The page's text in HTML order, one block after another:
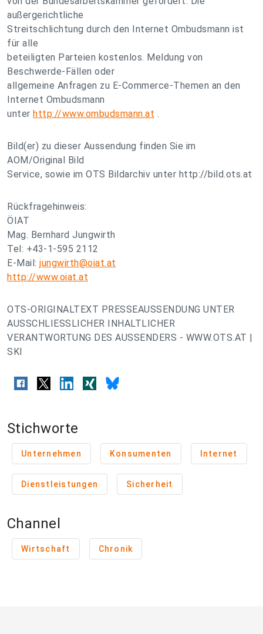
außergerichtliche
Streitschlichtung durch den Internet Ombudsmann ist
für alle
beteiligten Parteien kostenlos. Meldung von
Beschwerde-Fällen oder
allgemeine Anfragen zu E-Commerce-Themen an den
Internet Ombudsmann
unter http://www.ombudsmann.at .
Bild(er) zu dieser Aussendung finden Sie im
AOM/Original Bild
Service, sowie im OTS Bildarchiv unter http://bild.ots.at
Rückfragehinweis:
ÖIAT
Mag. Bernhard Jungwirth
Tel: +43-1-595 2112
E-Mail: jungwirth@oiat.at
http://www.oiat.at
OTS-ORIGINALTEXT PRESSEAUSSENDUNG UNTER
AUSSCHLIESSLICHER INHALTLICHER
VERANTWORTUNG DES AUSSENDERS - WWW.OTS.AT |
SKI
Stichworte
Unternehmen Konsumenten Internet
Dienstleistungen Sicherheit
Channel
Wirtschaft Chronik